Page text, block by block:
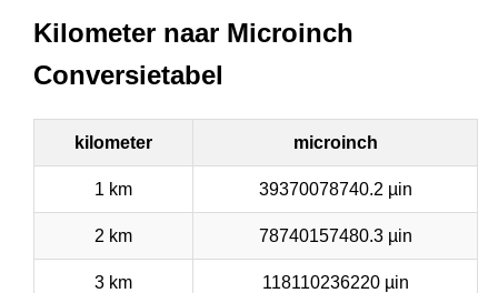
Kilometer naar Microinch
Conversietabel
kilometer microinch
1 km 39370078740.2 µin
2 km 78740157480.3 µin
3 km 118110236220 µin